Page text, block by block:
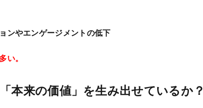
ンやエンゲージメントの低下
い。
本来の価値」を生み出せているか？